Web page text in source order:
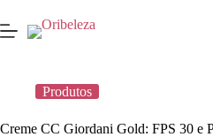
para
o
Produtos
Creme CC Giordani Gold: FPS 30 e